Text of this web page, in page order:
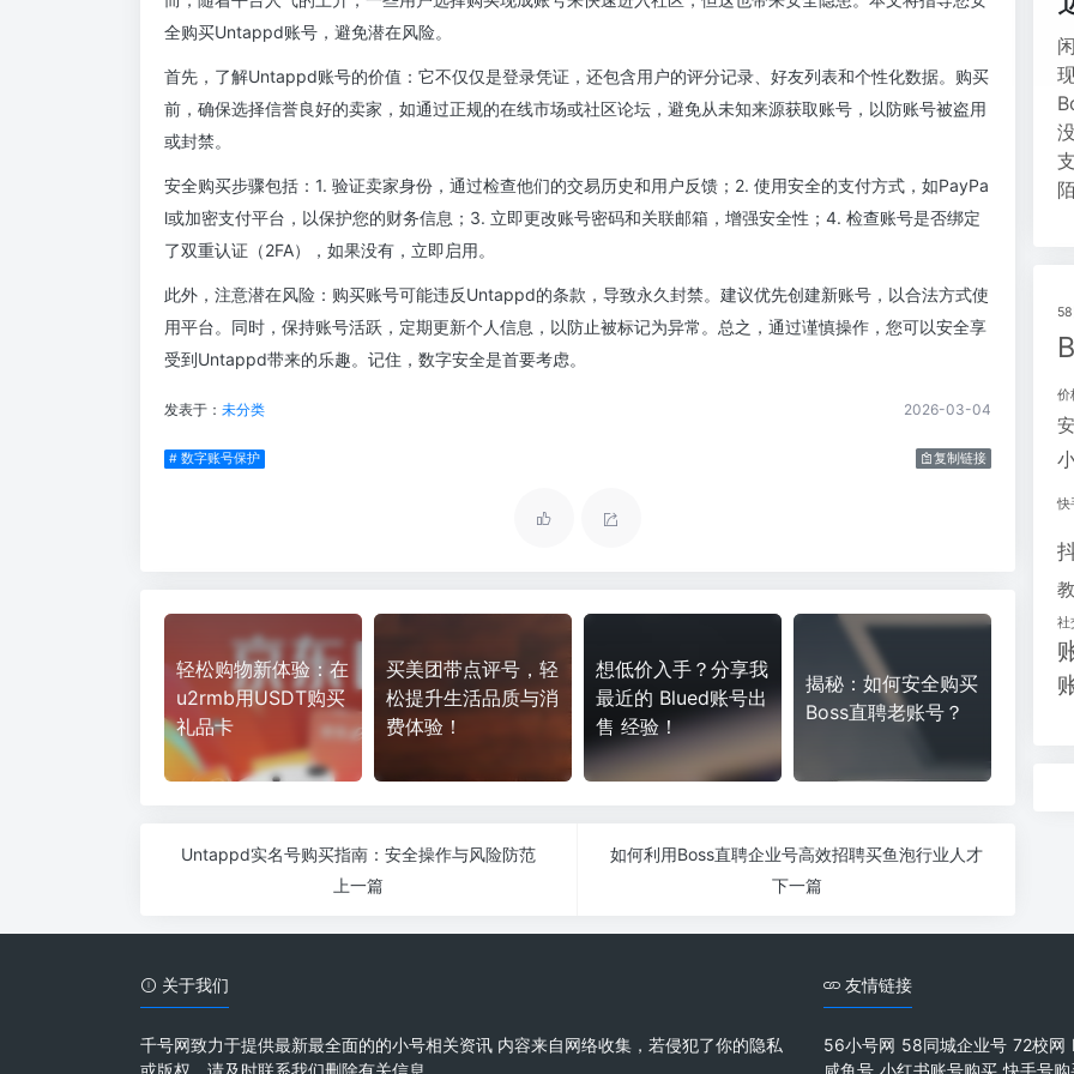
全购买Untappd账号，避免潜在风险。
首先，了解Untappd账号的价值：它不仅仅是登录凭证，还包含用户的评分记录、好友列表和个性化数据。购买
前，确保选择信誉良好的卖家，如通过正规的在线市场或社区论坛，避免从未知来源获取账号，以防账号被盗用
或封禁。
安全购买步骤包括：1. 验证卖家身份，通过检查他们的交易历史和用户反馈；2. 使用安全的支付方式，如PayPa
l或加密支付平台，以保护您的财务信息；3. 立即更改账号密码和关联邮箱，增强安全性；4. 检查账号是否绑定
了双重认证（2FA），如果没有，立即启用。
此外，注意潜在风险：购买账号可能违反Untappd的条款，导致永久封禁。建议优先创建新账号，以合法方式使
用平台。同时，保持账号活跃，定期更新个人信息，以防止被标记为异常。总之，通过谨慎操作，您可以安全享
受到Untappd带来的乐趣。记住，数字安全是首要考虑。
发表于： 未分类 2026-03-04
# 数字账号保护 复制链接
轻松购物新体验：在
u2rmb用USDT购买
礼品卡
买美团带点评号，轻
松提升生活品质与消
费体验！
想低价入手？分享我
最近的 Blued账号出
售 经验！
揭秘：如何安全购买
Boss直聘老账号？
Untappd实名号购买指南：安全操作与风险防范
上一篇
如何利用Boss直聘企业号高效招聘买鱼泡行业人才
下一篇
价
快
社
关于我们
千号网致力于提供最新最全面的的小号相关资讯 内容来自网络收集，若侵犯了你的隐私
或版权，请及时联系我们删除有关信息。
友情链接
56小号网 58同城企业号 72校网
咸鱼号 小红书账号购买 快手号购